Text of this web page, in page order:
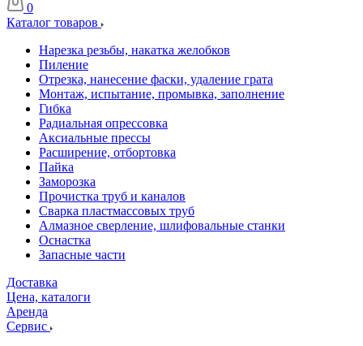
0
Каталог товаров
Нарезка резьбы, накатка желобков
Пиление
Отрезка, нанесение фаски, удаление грата
Монтаж, испытание, промывка, заполнение
Гибка
Радиальная опрессовка
Аксиальные прессы
Расширение, отбортовка
Пайка
Заморозка
Прочистка труб и каналов
Сварка пластмассовых труб
Алмазное сверление, шлифовальные станки
Оснастка
Запасные части
Доставка
Цена, каталоги
Аренда
Сервис